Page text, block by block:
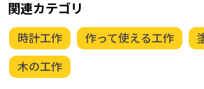
関連カテゴリ
時計工作 作って使える工作
木の工作